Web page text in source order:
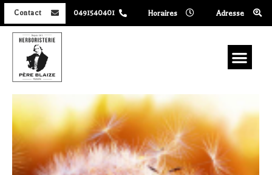
Contact 0491540401 Horaires Adresse